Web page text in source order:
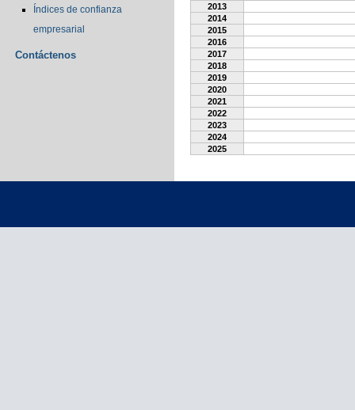
Índices de confianza
empresarial
Contáctenos
2013
2014
2015
2016
2017
2018
2019
2020
2021
2022
2023
2024
2025